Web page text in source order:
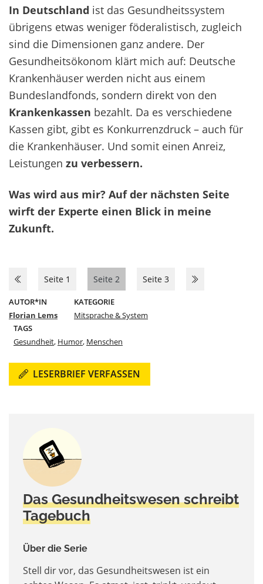
In Deutschland ist das Gesundheitssystem
übrigens etwas weniger föderalistisch, zugleich
sind die Dimensionen ganz andere. Der
Gesundheitsökonom klärt mich auf: Deutsche
Krankenhäuser werden nicht aus einem
Bundeslandfonds, sondern direkt von den
Krankenkassen bezahlt. Da es verschiedene
Kassen gibt, gibt es Konkurrenzdruck – auch für
die Krankenhäuser. Und somit einen Anreiz,
Leistungen zu verbessern.
Was wird aus mir? Auf der nächsten Seite
wirft der Experte einen Blick in meine
Zukunft.
Seite 1 Seite 2 Seite 3
AUTOR*IN
Florian Lems
KATEGORIE
Mitsprache & System
TAGS
Gesundheit, Humor, Menschen
LESERBRIEF VERFASSEN
Das Gesundheitswesen schreibt
Tagebuch
Über die Serie
Stell dir vor, das Gesundheitswesen ist ein